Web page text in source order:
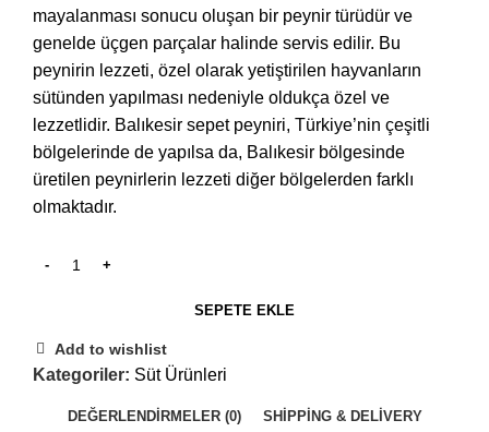
mayalanması sonucu oluşan bir peynir türüdür ve
genelde üçgen parçalar halinde servis edilir. Bu
peynirin lezzeti, özel olarak yetiştirilen hayvanların
sütünden yapılması nedeniyle oldukça özel ve
lezzetlidir. Balıkesir sepet peyniri, Türkiye’nin çeşitli
bölgelerinde de yapılsa da, Balıkesir bölgesinde
üretilen peynirlerin lezzeti diğer bölgelerden farklı
olmaktadır.
SEPETE EKLE
Add to wishlist
Kategoriler: Süt Ürünleri
DEĞERLENDIRMELER (0) SHIPPING & DELIVERY